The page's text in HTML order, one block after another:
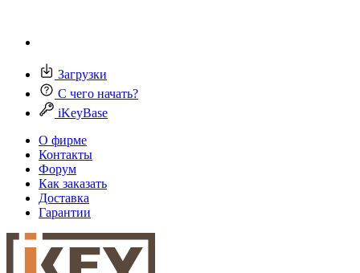
Загрузки
С чего начать?
iKeyBase
О фирме
Контакты
Форум
Как заказать
Доставка
Гарантии